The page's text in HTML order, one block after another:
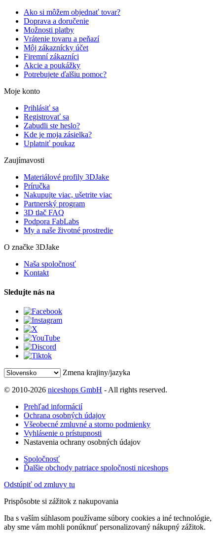
Ako si môžem objednať tovar?
Doprava a doručenie
Možnosti platby
Vrátenie tovaru a peňazí
Môj zákaznícky účet
Firemní zákazníci
Akcie a poukážky
Potrebujete ďalšiu pomoc?
Moje konto
Prihlásiť sa
Registrovať sa
Zabudli ste heslo?
Kde je moja zásielka?
Uplatniť poukaz
Zaujímavosti
Materiálové profily 3DJake
Príručka
Nakupujte viac, ušetrite viac
Partnerský program
3D tlač FAQ
Podpora FabLabs
My a naše životné prostredie
O značke 3DJake
Naša spoločnosť
Kontakt
Sledujte nás na
Zmena krajiny/jazyka
© 2010-2026 niceshops GmbH - All rights reserved.
Prehľad informácií
Ochrana osobných údajov
Všeobecné zmluvné a storno podmienky
Vyhlásenie o prístupnosti
Nastavenia ochrany osobných údajov
Spoločnosť
Ďalšie obchody patriace spoločnosti niceshops
Odstúpiť od zmluvy tu
Prispôsobte si zážitok z nakupovania
Iba s vaším súhlasom používame súbory cookies a iné technológie,
aby sme vám mohli ponúknuť personalizovaný nákupný zážitok.